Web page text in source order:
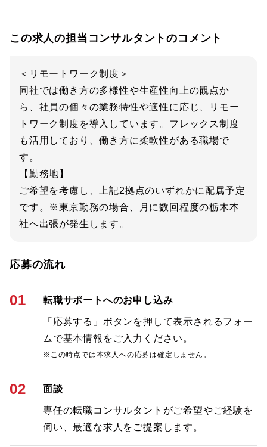
この求人の担当コンサルタントのコメント
＜リモートワーク制度＞
同社では働き方の多様性や生産性向上の観点か
ら、社員の個々の業務特性や適性に応じ、リモー
トワーク制度を導入しています。フレックス制度
も活用しており、働き方に柔軟性がある職場で
す。
【勤務地】
ご希望を考慮し、上記2拠点のいずれかに配属予定
です。※東京勤務の場合、月に数回程度の栃木本
社へ出張が発生します。
応募の流れ
01 転職サポートへのお申し込み
「応募する」ボタンを押して表示されるフォー
ムで基本情報をご入力ください。
※この時点では本求人への応募は確定しません。
02 面談
専任の転職コンサルタントがご希望やご経験を
伺い、最適な求人をご提案します。